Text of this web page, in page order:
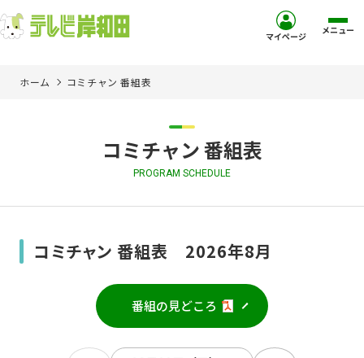
ご加入を検討中の方
マイページ メニュー
ホーム コミチャン 番組表
コミチャン 番組表
PROGRAM SCHEDULE
コミチャン 番組表 2026年8月
番組の見どころ